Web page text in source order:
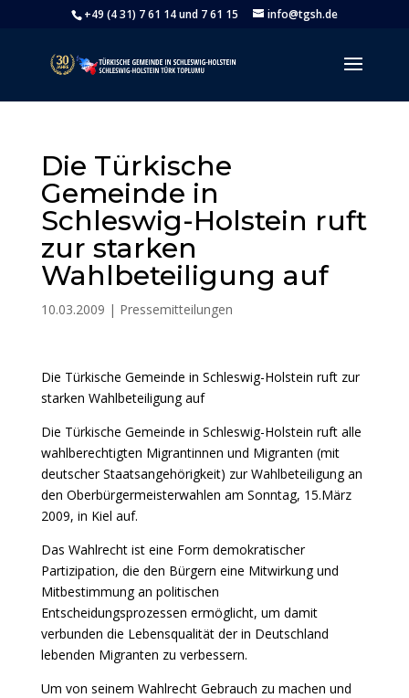
+49 (4 31) 7 61 14 und 7 61 15 info@tgsh.de
Die Türkische
Gemeinde in
Schleswig-Holstein ruft
zur starken
Wahlbeteiligung auf
10.03.2009 | Pressemitteilungen
Die Türkische Gemeinde in Schleswig-Holstein ruft zur
starken Wahlbeteiligung auf
Die Türkische Gemeinde in Schleswig-Holstein ruft alle
wahlberechtigten Migrantinnen und Migranten (mit
deutscher Staatsangehörigkeit) zur Wahlbeteiligung an
den Oberbürgermeisterwahlen am Sonntag, 15.März
2009, in Kiel auf.
Das Wahlrecht ist eine Form demokratischer
Partizipation, die den Bürgern eine Mitwirkung und
Mitbestimmung an politischen
Entscheidungsprozessen ermöglicht, um damit
verbunden die Lebensqualität der in Deutschland
lebenden Migranten zu verbessern.
Um von seinem Wahlrecht Gebrauch zu machen und